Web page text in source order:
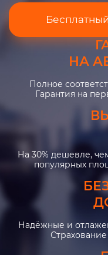
НА
Полное
Гарантия на
На 30% дешевле,
популярных
Надёжные и
Страхование